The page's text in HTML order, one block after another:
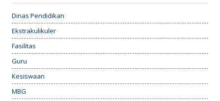
Dinas Pendidikan
Ekstrakulikuler
Fasilitas
Guru
Kesiswaan
MBG